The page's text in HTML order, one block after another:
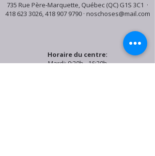
735 Rue Père-Marquette, Québec (QC) G1S 3C1 ·
418 623 3026,418 907 9790· noschoses@mail.com
Horaire du centre:
Mardi: 9:30h - 16:30h